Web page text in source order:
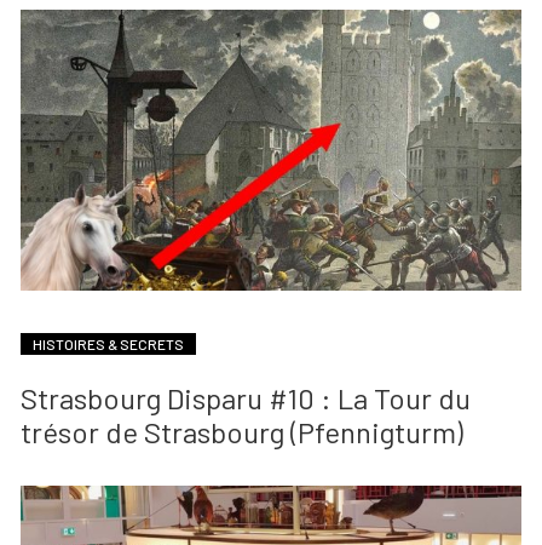
HISTOIRES & SECRETS
Strasbourg Disparu #10 : La Tour du
trésor de Strasbourg (Pfennigturm)